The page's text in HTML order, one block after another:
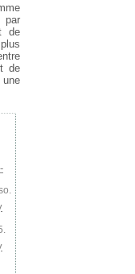
par
de
de
une